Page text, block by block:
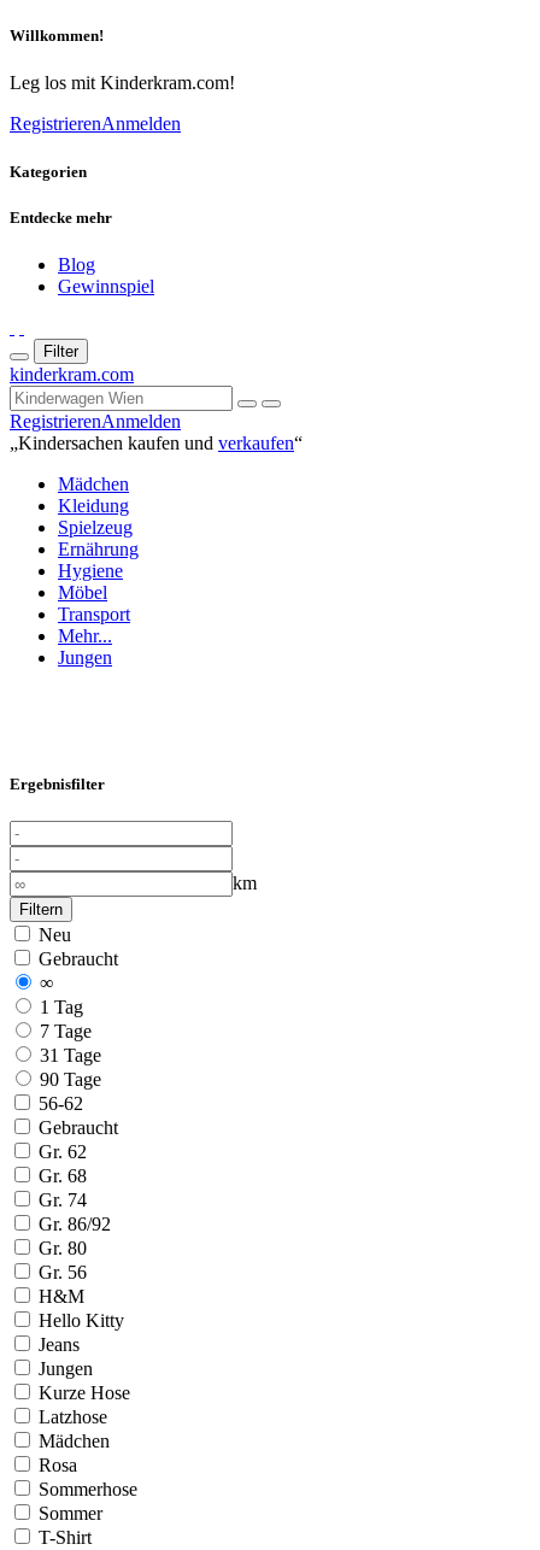
Willkommen!
Leg los mit Kinderkram.com!
RegistrierenAnmelden
Kategorien
Entdecke mehr
Blog
Gewinnspiel
Filter
kinderkram.com
RegistrierenAnmelden
„Kindersachen kaufen und verkaufen“
Mädchen
Kleidung
Spielzeug
Ernährung
Hygiene
Möbel
Transport
Mehr...
Jungen
Ergebnisfilter
km
Filtern
Neu
Gebraucht
∞
1 Tag
7 Tage
31 Tage
90 Tage
56-62
Gebraucht
Gr. 62
Gr. 68
Gr. 74
Gr. 86/92
Gr. 80
Gr. 56
H&M
Hello Kitty
Jeans
Jungen
Kurze Hose
Latzhose
Mädchen
Rosa
Sommerhose
Sommer
T-Shirt